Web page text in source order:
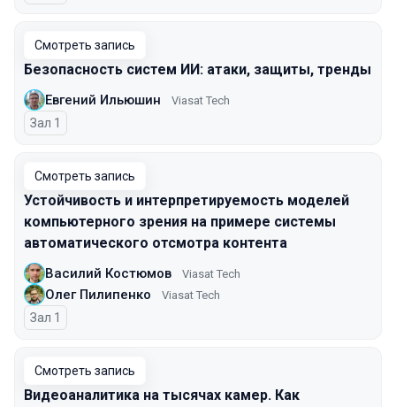
Смотреть запись
Безопасность систем ИИ: атаки, защиты, тренды
Евгений Ильюшин Viasat Tech
Зал 1
Смотреть запись
Устойчивость и интерпретируемость моделей
компьютерного зрения на примере системы
автоматического отсмотра контента
Василий Костюмов Viasat Tech
Олег Пилипенко Viasat Tech
Зал 1
Смотреть запись
Видеоаналитика на тысячах камер. Как